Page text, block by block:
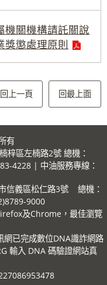
機關機構請託關說
獎懲處理原則
回上一頁 回最上面
有
梓區左楠路2號 總機：
4228 | 中油服務專線：
信義區松仁路3號 總機：
9000
及Chrome，最佳瀏覽
網已完成數位DNA識詐網路
輸入 DNA 碼驗證網站真